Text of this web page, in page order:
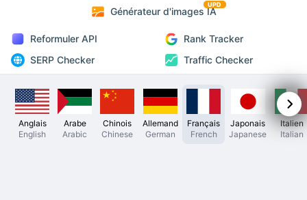
Générateur d'images IA
UPD
Reformuler API
Rank Tracker
SERP Checker
Traffic Checker
Anglais
English
Arabe
Arabic
Chinois
Chinese
Allemand
German
Français
French
Japonais
Japanese
Italien
Italian